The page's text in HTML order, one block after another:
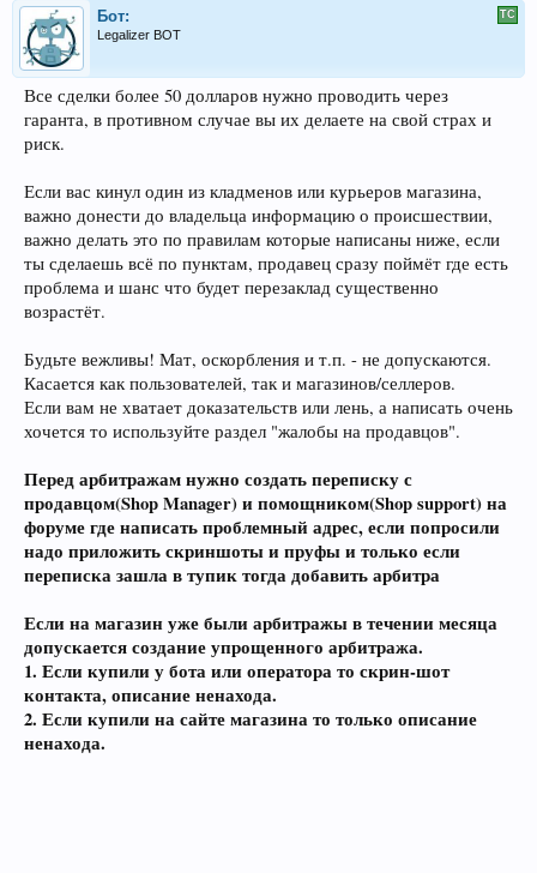
Бот:
Legalizer BOT
Все сделки более 50 долларов нужно проводить через
гаранта, в противном случае вы их делаете на свой страх и
риск.
Если вас кинул один из кладменов или курьеров магазина,
важно донести до владельца информацию о происшествии,
важно делать это по правилам которые написаны ниже, если
ты сделаешь всё по пунктам, продавец сразу поймёт где есть
проблема и шанс что будет перезаклад существенно
возрастёт.
Будьте вежливы! Мат, оскорбления и т.п. - не допускаются.
Касается как пользователей, так и магазинов/селлеров.
Если вам не хватает доказательств или лень, а написать очень
хочется то используйте раздел "жалобы на продавцов".
Перед арбитражам нужно создать переписку с
продавцом(Shop Manager) и помощником(Shop support) на
форуме где написать проблемный адрес, если попросили
надо приложить скриншоты и пруфы и только если
переписка зашла в тупик тогда добавить арбитра
Если на магазин уже были арбитражы в течении месяца
допускается создание упрощенного арбитража.
1. Если купили у бота или оператора то скрин-шот
контакта, описание ненахода.
2. Если купили на сайте магазина то только описание
ненахода.